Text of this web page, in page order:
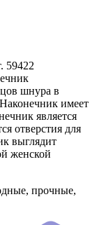
59422
шнура в
имеет
является
отверстия для
выглядит
женской
прочные,